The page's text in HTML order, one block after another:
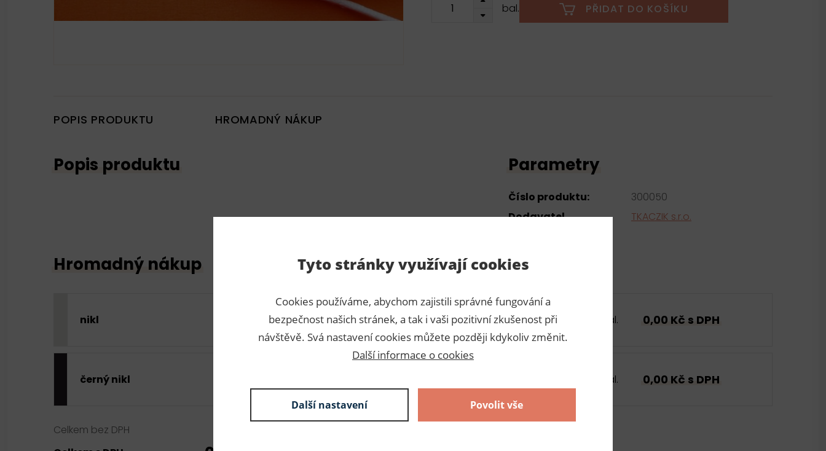
bal. PŘIDAT DO KOŠÍKU
POPIS PRODUKTU HROMADNÝ NÁKUP
Popis produktu Parametry
Číslo produktu:
300050
Dodavatel
TKACZIK s.r.o.
Hromadný nákup
nikl 50 ks
skladem
0,54 Kč s DPH / ks
27,00 Kč s DPH
bal. 0,00 Kč s DPH
černý nikl
skladem 27,00 Kč s DPH
bal. 0,00 Kč s DPH
Celkem bez DPH
Tyto stránky využívají cookies
Cookies používáme, abychom zajistili správné fungování a
bezpečnost našich stránek, a tak i vaši pozitivní zkušenost při
návštěvě. Svá nastavení cookies můžete později kdykoliv změnit.
Další informace o cookies
Další nastavení Povolit vše